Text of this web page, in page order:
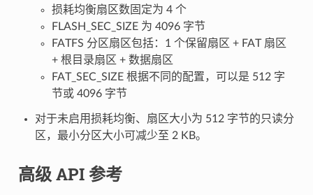
损耗均衡扇区数固定为 4 个
FLASH_SEC_SIZE 为 4096 字节
FATFS 分区扇区包括：1 个保留扇区 + FAT 扇区
+ 根目录扇区 + 数据扇区
FAT_SEC_SIZE 根据不同的配置，可以是 512 字
节或 4096 字节
对于未启用损耗均衡、扇区大小为 512 字节的只读分
区，最小分区大小可减少至 2 KB。
高级 API 参考